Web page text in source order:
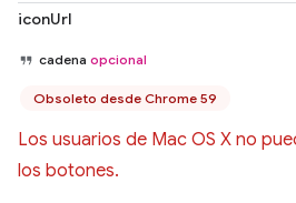
iconUrl
cadena opcional
Obsoleto desde Chrome 59
Los usuarios de Mac OS X no
los botones.